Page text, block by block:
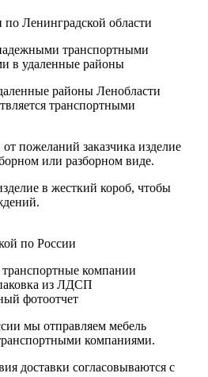
по Ленинградской области
транспортными
в удаленные районы
районы Ленобласти
транспортными
пожеланий заказчика изделие
или разборном виде.
в жесткий короб, чтобы
по России
компании
из ЛДСП
фотоотчет
мы отправляем мебель
компаниями.
доставки согласовываются с